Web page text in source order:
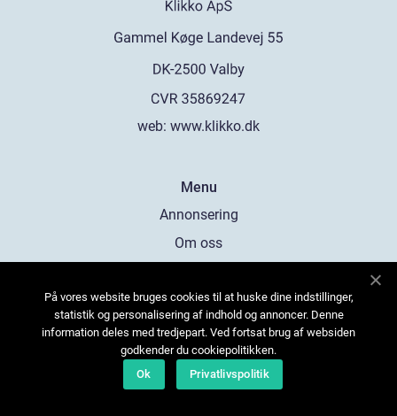
web: www.klikko.dk
Menu
Annonsering
Om oss
Kontakta oss
Sitemap
På vores website bruges cookies til at huske dine indstillinger,
statistik og personalisering af indhold og annoncer. Denne
information deles med tredjepart. Ved fortsat brug af websiden
godkender du cookiepolitikken.
Ok
Privatlivspolitik